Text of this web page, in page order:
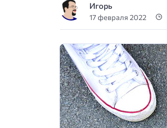
Игорь
17 февраля 2022